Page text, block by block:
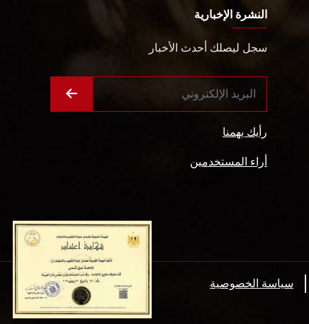
النشرة الإخبارية
سجل ليصلك أحدث الأخبار
رأيك يهمنا
أراء المستخدمين
سياسة الخصوصية